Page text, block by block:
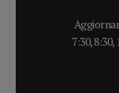
7:30, 8:30,